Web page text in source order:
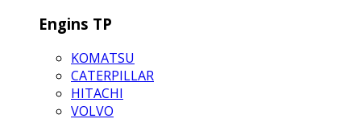
Engins TP
KOMATSU
CATERPILLAR
HITACHI
VOLVO